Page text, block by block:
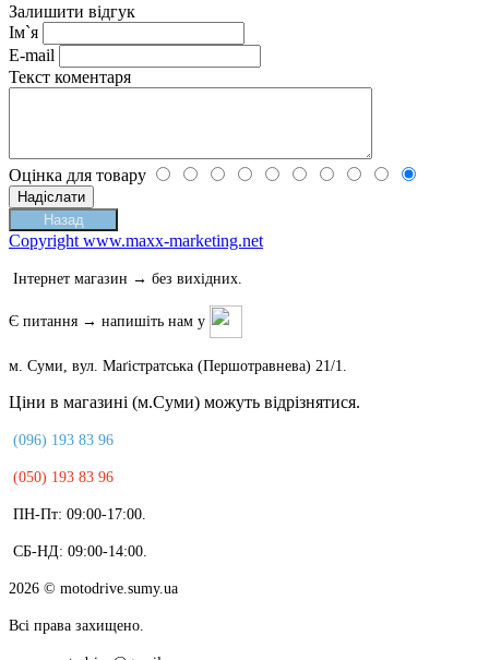
Залишити відгук
Ім`я
E-mail
Текст коментаря
Оцінка для товару
Copyright www.maxx-marketing.net
Інтернет магазин → без вихідних.
Є питання → напишіть нам у
м. Суми, вул. Маґістратська (Першотравнева) 21/1.
Ціни в магазині (м.Суми) можуть відрізнятися.
(096) 193 83 96
(050) 193 83 96
ПН-Пт: 09:00-17:00.
СБ-НД: 09:00-14:00.
2026 © motodrive.sumy.ua
Всі права захищено.